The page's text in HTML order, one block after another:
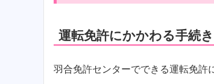
運転免許にかかわる手続き
羽合免許センターでできる運転免許